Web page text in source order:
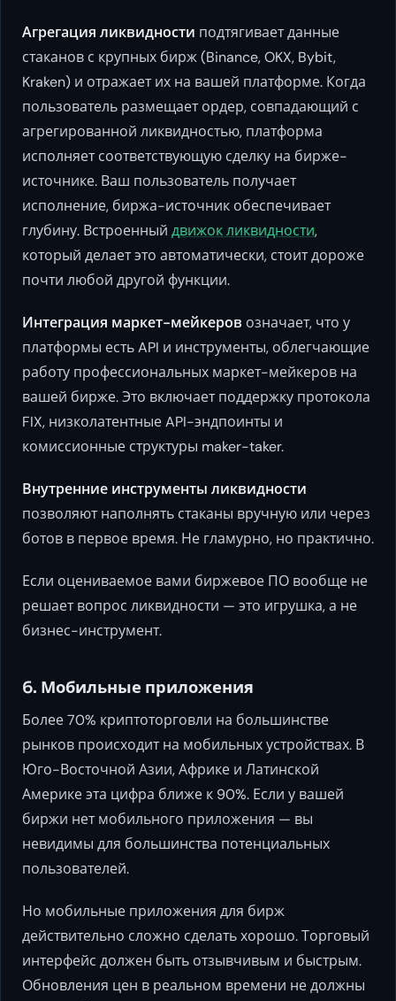
Агрегация ликвидности подтягивает данные
стаканов с крупных бирж (Binance, OKX, Bybit,
Kraken) и отражает их на вашей платформе. Когда
пользователь размещает ордер, совпадающий с
агрегированной ликвидностью, платформа
исполняет соответствующую сделку на бирже-
источнике. Ваш пользователь получает
исполнение, биржа-источник обеспечивает
глубину. Встроенный движок ликвидности,
который делает это автоматически, стоит дороже
почти любой другой функции.
Интеграция маркет-мейкеров означает, что у
платформы есть API и инструменты, облегчающие
работу профессиональных маркет-мейкеров на
вашей бирже. Это включает поддержку протокола
FIX, низколатентные API-эндпоинты и
комиссионные структуры maker-taker.
Внутренние инструменты ликвидности
позволяют наполнять стаканы вручную или через
ботов в первое время. Не гламурно, но практично.
Если оцениваемое вами биржевое ПО вообще не
решает вопрос ликвидности — это игрушка, а не
бизнес-инструмент.
6. Мобильные приложения
Более 70% криптоторговли на большинстве
рынков происходит на мобильных устройствах. В
Юго-Восточной Азии, Африке и Латинской
Америке эта цифра ближе к 90%. Если у вашей
биржи нет мобильного приложения — вы
невидимы для большинства потенциальных
пользователей.
Но мобильные приложения для бирж
действительно сложно сделать хорошо. Торговый
интерфейс должен быть отзывчивым и быстрым.
Обновления цен в реальном времени не должны